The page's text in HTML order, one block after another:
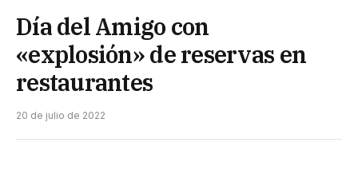
Día del Amigo con
«explosión» de reservas en
restaurantes
20 de julio de 2022